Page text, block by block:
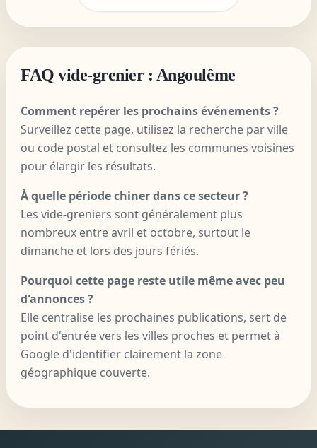
FAQ vide-grenier : Angoulême
Comment repérer les prochains événements ?
Surveillez cette page, utilisez la recherche par ville
ou code postal et consultez les communes voisines
pour élargir les résultats.
À quelle période chiner dans ce secteur ?
Les vide-greniers sont généralement plus
nombreux entre avril et octobre, surtout le
dimanche et lors des jours fériés.
Pourquoi cette page reste utile même avec peu
d'annonces ?
Elle centralise les prochaines publications, sert de
point d'entrée vers les villes proches et permet à
Google d'identifier clairement la zone
géographique couverte.